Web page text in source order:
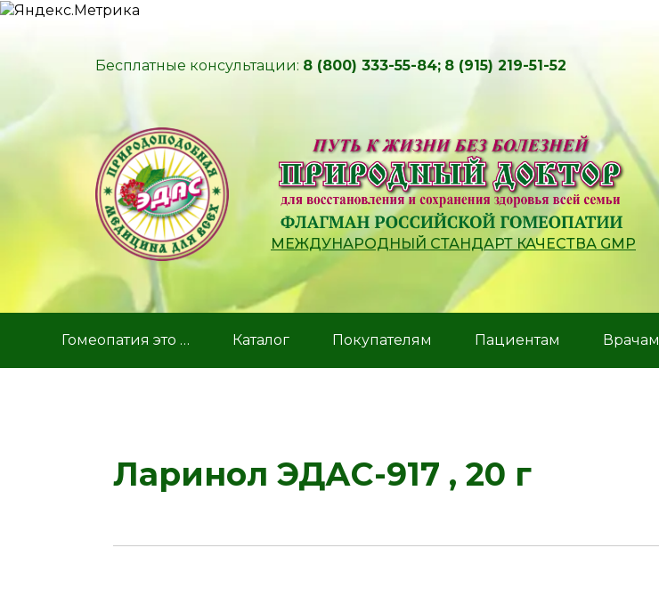
Бесплатные консультации: 8 (800) 333-55-84; 8 (915) 219-51-52
МЕЖДУНАРОДНЫЙ СТАНДАРТ КАЧЕСТВА GMP
Гомеопатия это … Каталог Покупателям Пациентам Врачам
Ларинол ЭДАС-917 , 20 г